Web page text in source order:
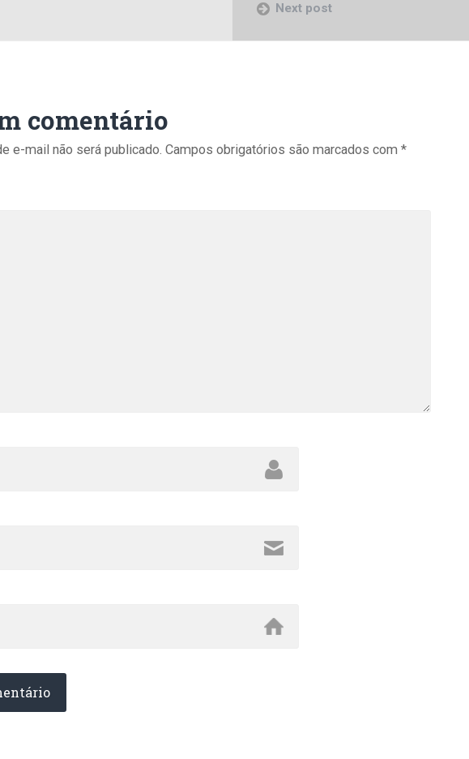
Next post
comentário
e-mail não será publicado. Campos obrigatórios são marcados com *